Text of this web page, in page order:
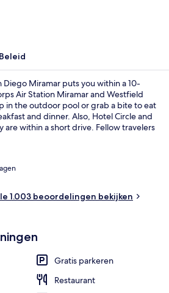
Beleid
Miramar puts you within a 10-
Air Station Miramar and Westfield
in the outdoor pool or grab a bite to eat
and dinner. Also, Hotel Circle and
are within a short drive. Fellow travelers
1.003 beoordelingen bekijken
Gratis parkeren
Restaurant